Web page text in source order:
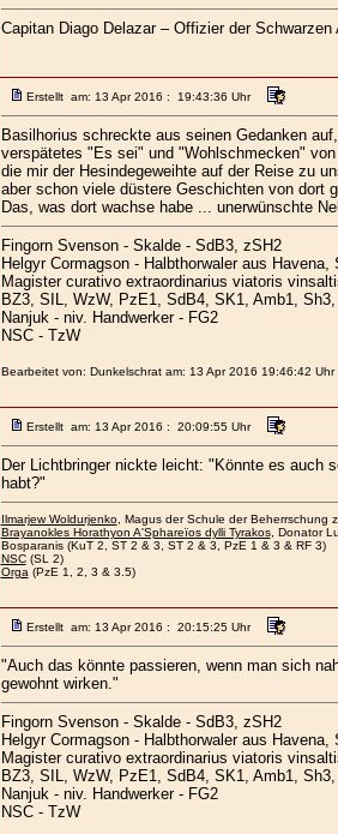
Capitan Diago Delazar – Offizier der
Erstellt am: 13 Apr 2016 : 19:43:36 Uhr
Basilhorius schreckte aus seinen Gedanken
verspätetes "Es sei" und "Wohlschmecken"
die mir der Hesindegeweihte auf der Reise zu
aber schon viele düstere Geschichten von dort
Das, was dort wachse habe ... unerwünschte
Fingorn Svenson - Skalde - SdB3, zSH2
Helgyr Cormagson - Halbthorwaler aus Havena,
Magister curativo extraordinarius viatoris
BZ3, SIL, WzW, PzE1, SdB4, SK1, Amb1,
Nanjuk - niv. Handwerker - FG2
NSC - TzW
Bearbeitet von: Dunkelschrat am: 13 Apr 2016 19:46:42 Uhr
Erstellt am: 13 Apr 2016 : 20:09:55 Uhr
Der Lichtbringer nickte leicht: "Könnte es auch
habt?"
Ilmarjew Woldurjenko, Magus der Schule der Beherrschung
Brayanokles Horathyon A'Sphareïos dylli Tyrakos, Donator
Bosparanis (KuT 2, ST 2 & 3, ST 2 & 3, PzE 1 & 3 & RF 3)
NSC(SL 2)
Orga (PzE 1, 2, 3 & 3.5)
Erstellt am: 13 Apr 2016 : 20:15:25 Uhr
"Auch das könnte passieren, wenn man sich
gewohnt wirken."
Fingorn Svenson - Skalde - SdB3, zSH2
Helgyr Cormagson - Halbthorwaler aus Havena,
Magister curativo extraordinarius viatoris
BZ3, SIL, WzW, PzE1, SdB4, SK1, Amb1,
Nanjuk - niv. Handwerker - FG2
NSC - TzW